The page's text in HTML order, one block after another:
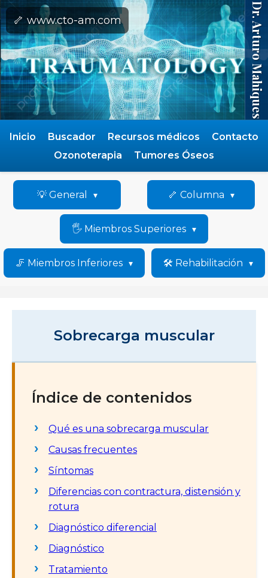
🦴 www.cto-am.com Dr. Arturo Mahiques
Inicio Buscador Recursos médicos
Contacto
Ozonoterapia
Tumores Óseos
💡 General 🦴 Columna
🖐️ Miembros Superiores
🦵 Miembros Inferiores 🛠️ Rehabilitación
Sobrecarga muscular
Índice de contenidos
Qué es una sobrecarga muscular
Causas frecuentes
Síntomas
Diferencias con contractura, distensión y
rotura
Diagnóstico diferencial
Diagnóstico
Tratamiento